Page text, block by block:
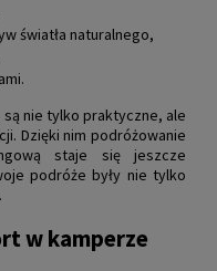
światła naturalnego,
nie tylko praktyczne, ale
Dzięki nim podróżowanie
staje się jeszcze
podróże były nie tylko
w kamperze